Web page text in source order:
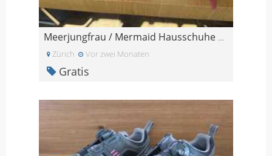
Meerjungfrau / Mermaid Hausschuhe Gr. 39 - 41
Zürich Vor zwei Monaten
Gratis